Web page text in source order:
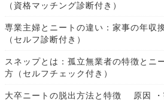
（資格マッチング診断付き）
専業主婦とニートの違い：家事の年収
（セルフ診断付き）
スネップとは：孤立無業者の特徴とニ
方（セルフチェック付き）
大卒ニートの脱出方法と特徴 原因 ・